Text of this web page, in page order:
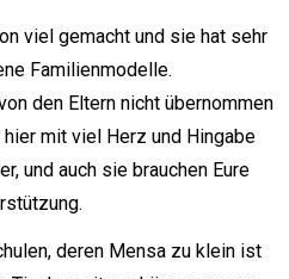
viel gemacht und sie hat sehr
Familienmodelle.
den Eltern nicht übernommen
mit viel Herz und Hingabe
und auch sie brauchen Eure
deren Mensa zu klein ist